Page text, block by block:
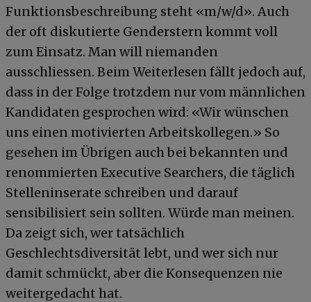
Funktionsbeschreibung steht «m/w/d». Auch
der oft diskutierte Genderstern kommt voll
zum Einsatz. Man will niemanden
ausschliessen. Beim Weiterlesen fällt jedoch auf,
dass in der Folge trotzdem nur vom männlichen
Kandidaten gesprochen wird: «Wir wünschen
uns einen motivierten Arbeitskollegen.» So
gesehen im Übrigen auch bei bekannten und
renommierten Executive Searchers, die täglich
Stelleninserate schreiben und darauf
sensibilisiert sein sollten. Würde man meinen.
Da zeigt sich, wer tatsächlich
Geschlechtsdiversität lebt, und wer sich nur
damit schmückt, aber die Konsequenzen nie
weitergedacht hat.